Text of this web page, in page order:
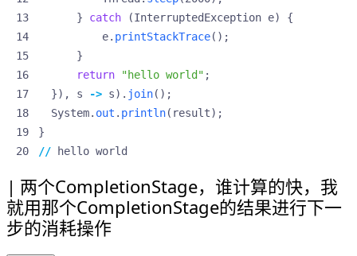
}
catch (InterruptedException e)
{
e. printStackTrace();
}
return
"hello world" ;
}),
s -> s). join();
System. out . println( result);
}
//
hello world
两个CompletionStage，谁计算的快，我
就用那个CompletionStage的结果进行下一
步的消耗操作